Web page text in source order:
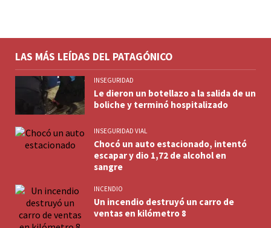
LAS MÁS LEÍDAS DEL PATAGÓNICO
INSEGURIDAD
Le dieron un botellazo a la salida de un
boliche y terminó hospitalizado
INSEGURIDAD VIAL
Chocó un auto estacionado, intentó
escapar y dio 1,72 de alcohol en
sangre
INCENDIO
Un incendio destruyó un carro de
ventas en kilómetro 8